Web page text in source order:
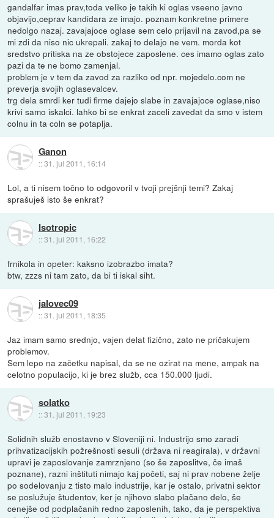
gandalfar imas prav,toda veliko je takih ki oglas vseeno javno
objavijo,ceprav kandidara ze imajo. poznam konkretne primere
nedolgo nazaj. zavajajoce oglase sem celo prijavil na zavod,pa se
mi zdi da niso nic ukrepali. zakaj to delajo ne vem. morda kot
sredstvo pritiska na ze obstojece zaposlene. ces imamo oglas zato
pazi da te ne bomo zamenjal.
problem je v tem da zavod za razliko od npr. mojedelo.com ne
preverja svojih oglasevalcev.
trg dela smrdi ker tudi firme dajejo slabe in zavajajoce oglase,niso
krivi samo iskalci. lahko bi se enkrat zaceli zavedat da smo v istem
colnu in ta coln se potaplja.
Ganon
::31. jul 2011, 16:14
Lol, a ti nisem točno to odgovoril v tvoji prejšnji temi? Zakaj
sprašuješ isto še enkrat?
Isotropic
::31. jul 2011, 16:22
frnikola in opeter: kaksno izobrazbo imata?
btw, zzzs ni tam zato, da bi ti iskal siht.
jalovec09
::31. jul 2011, 18:35
Jaz imam samo srednjo, vajen delat fizično, zato ne pričakujem
problemov.
Sem lepo na začetku napisal, da se ne ozirat na mene, ampak na
celotno populacijo, ki je brez služb, cca 150.000 ljudi.
solatko
::31. jul 2011, 19:23
Solidnih služb enostavno v Sloveniji ni. Industrijo smo zaradi
prihvatizacijskih požrešnosti sesuli (država ni reagirala), v državni
upravi je zaposlovanje zamrznjeno (so še zaposlitve, če imaš
poznane), razni inštituti nimajo kaj početi, saj ni prav nobene želje
po sodelovanju z tisto malo industrije, kar je ostalo, privatni sektor
se poslužuje študentov, ker je njihovo slabo plačano delo, še
cenejše od podplačanih redno zaposlenih, tako, da je perspektiva